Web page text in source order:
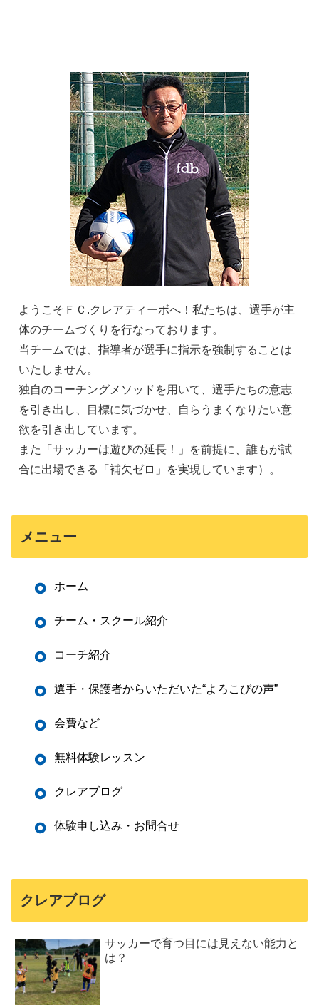
ようこそＦＣ.クレアティーボへ！私たちは、選手が主
体のチームづくりを行なっております。
当チームでは、指導者が選手に指示を強制することは
いたしません。
独自のコーチングメソッドを用いて、選手たちの意志
を引き出し、目標に気づかせ、自らうまくなりたい意
欲を引き出しています。
また「サッカーは遊びの延長！」を前提に、誰もが試
合に出場できる「補欠ゼロ」を実現しています）。
メニュー
ホーム
チーム・スクール紹介
コーチ紹介
選手・保護者からいただいた“よろこびの声”
会費など
無料体験レッスン
クレアブログ
体験申し込み・お問合せ
クレアブログ
サッカーで育つ目には見えない能力と
は？